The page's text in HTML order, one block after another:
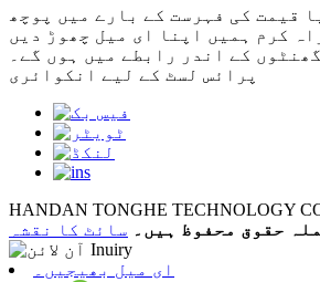
قیمت کی فہرست کے بارے میں پوچھ
کرم ہمیں اپنا ای میل چھوڑ دیں
پرائس لسٹ کے لیے انکوائری
HANDAN TONGHE TECHNOLOGY
سائٹ کا نقشہ
ای میل بھیجیں۔